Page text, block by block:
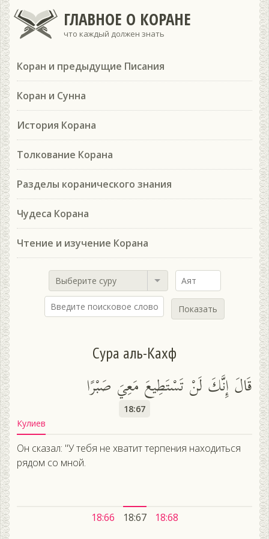
ГЛАВНОЕ О КОРАНЕ
что каждый должен знать
Коран и предыдущие Писания
Коран и Сунна
История Корана
Толкование Корана
Разделы коранического знания
Чудеса Корана
Чтение и изучение Корана
Выберите суру
Показать
Сура аль-Кахф
قَالَ إِنَّكَ لَنْ تَسْتَطِيعَ مَعِيَ صَبْرًا
18:67
Кулиев
Он сказал: "У тебя не хватит терпения находиться
рядом со мной.
18:66 18:67 18:68